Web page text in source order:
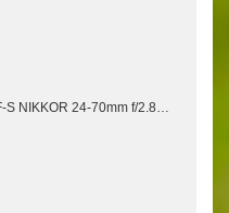
S NIKKOR 24-70mm f/2.8…